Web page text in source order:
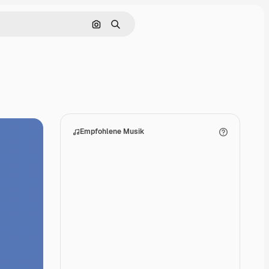
Nach Bild suchen
Suchen
Empfohlene Musik